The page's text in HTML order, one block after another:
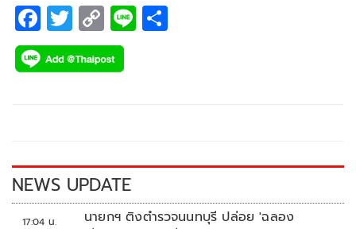
F
ac
e
k
T
wi
tt
C
o
p
k
Li
NEWS UPDATE
17:04 น.
นายกฯ ติงตำรวจนนทบุรี ปล่อย 'ฉลอง